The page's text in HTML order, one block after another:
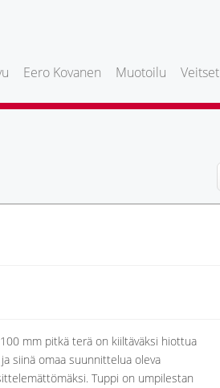
Eero Kovanen Muotoilu Veitset
mm pitkä terä on kiiltäväksi hiottua
siinä omaa suunnittelua oleva
Tuppi on umpilestan